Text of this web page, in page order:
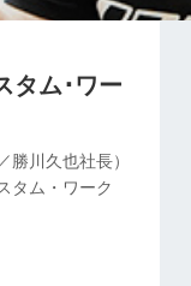
タム･ワー
川久也社長）
タム・ワーク